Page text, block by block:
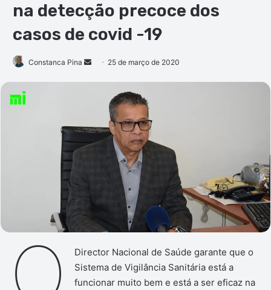
na detecção precoce dos
casos de covid -19
Constanca Pina
Mande25 de março de 2020
Director Nacional de Saúde garante que o
Sistema de Vigilância Sanitária está a
funcionar muito bem e está a ser eficaz na